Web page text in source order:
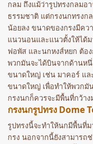
กลม ถึงแม้ว่ารูปทรงกลมอ
ธรรมชาติ แต่กรงนกทรงก
น้อยลง ขนาดของกรงมีค
แนวนอนและแนวตั้งให้ได้
ฟอพัส และนกหงส์หยก ต้อ
พวกมันจะได้บินจากด้านห
ขนาดใหญ่ เช่น มาคอร์ แล
ขนาดใหญ่ เพื่อทำให้พวกมั
กรงนกก็ควรจะมีพื้นที่กว้า
กรงนกรูปทรง Dome
รูปทรงนี้จะทำให้นกมีพื้นที่
กรง นอกจากนี้ยังสามารถ